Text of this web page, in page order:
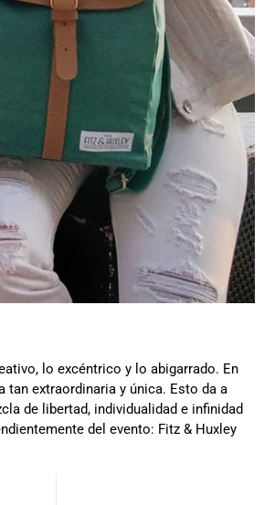
lo excéntrico y lo abigarrado. En
tan extraordinaria y única. Esto da a
de libertad, individualidad e infinidad
del evento: Fitz & Huxley